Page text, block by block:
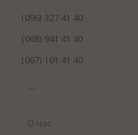
(096) 327 41 40
(068) 941 41 40
(067) 101 41 40
---
О нас